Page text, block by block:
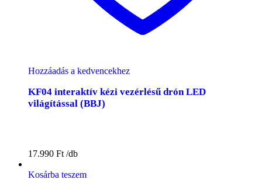
Hozzáadás a kedvencekhez
KF04 interaktív kézi vezérlésű drón LED
világítással (BBJ)
17.990 Ft
Kosárba teszem